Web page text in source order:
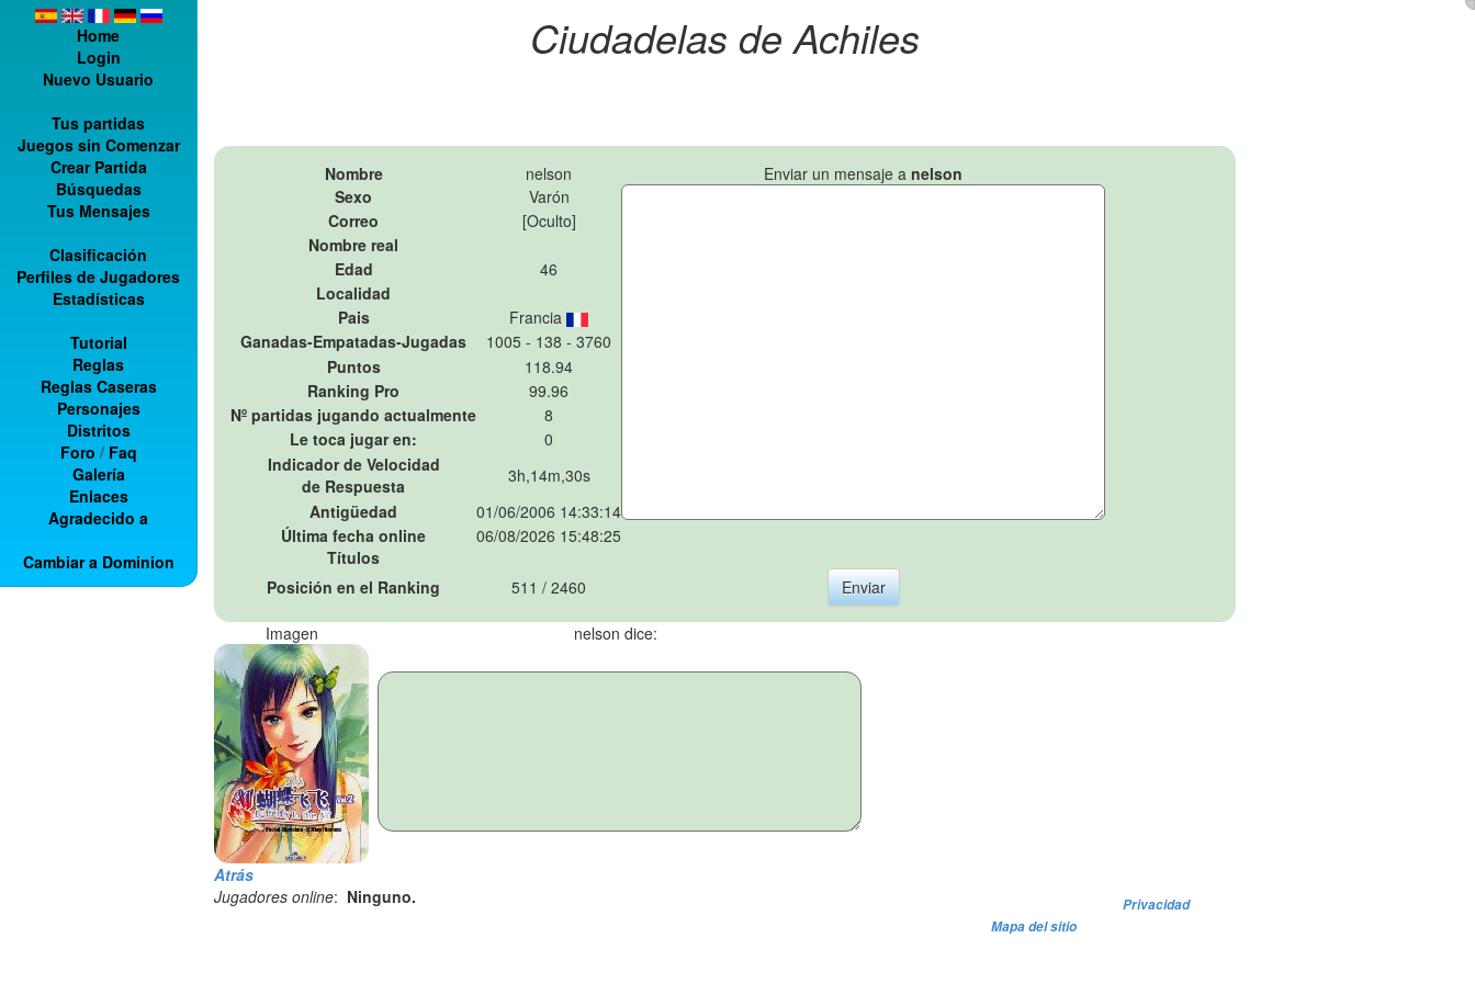
Home
Login
Nuevo Usuario
Tus partidas
Juegos sin Comenzar
Crear Partida
Búsquedas
Tus Mensajes
Clasificación
Perfiles de Jugadores
Estadísticas
Tutorial
Reglas
Reglas Caseras
Personajes
Distritos
Foro / Faq
Galería
Enlaces
Agradecido a
Cambiar a Dominion
Ciudadelas de Achiles
Nombre nelson Enviar un mensaje a nelson
Sexo
Varón
Correo
[Oculto]
Nombre real
Edad
46
Localidad
Pais
Francia
Ganadas-Empatadas-Jugadas
1005 - 138 - 3760
Puntos
118.94
Ranking Pro
99.96
Nº partidas jugando actualmente
8
Le toca jugar en:
0
Indicador de Velocidad
de Respuesta
3h,14m,30s
Antigüedad
01/06/2006 14:33:14
Última fecha online
06/08/2026 15:48:25
Títulos
Posición en el Ranking
511 / 2460
Imagen nelson dice:
Atrás
Jugadores online: Ninguno.
Privacidad
Mapa del sitio